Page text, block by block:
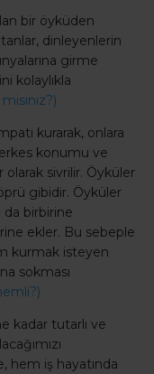
bir öyküden
dinleyenlerin
girme
kolaylıkla
kurarak, onlara
konumu ve
sivrilir. Öyküler
gibidir. Öyküler
da birbirine
ekler. Bu sebeple
kurmak isteyen
sokması
kadar tutarlı ve
hem iş hayatında